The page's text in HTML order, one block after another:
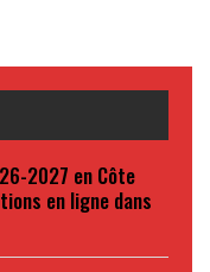
2027 en Côte
en ligne dans